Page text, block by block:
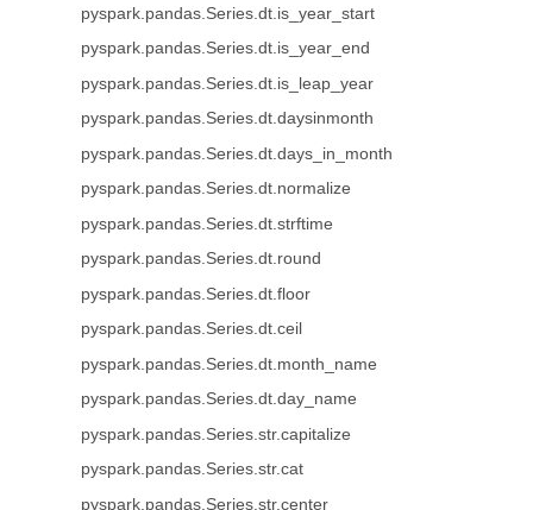
pyspark.pandas.Series.dt.is_year_start
pyspark.pandas.Series.dt.is_year_end
pyspark.pandas.Series.dt.is_leap_year
pyspark.pandas.Series.dt.daysinmonth
pyspark.pandas.Series.dt.days_in_month
pyspark.pandas.Series.dt.normalize
pyspark.pandas.Series.dt.strftime
pyspark.pandas.Series.dt.round
pyspark.pandas.Series.dt.floor
pyspark.pandas.Series.dt.ceil
pyspark.pandas.Series.dt.month_name
pyspark.pandas.Series.dt.day_name
pyspark.pandas.Series.str.capitalize
pyspark.pandas.Series.str.cat
pyspark.pandas.Series.str.center